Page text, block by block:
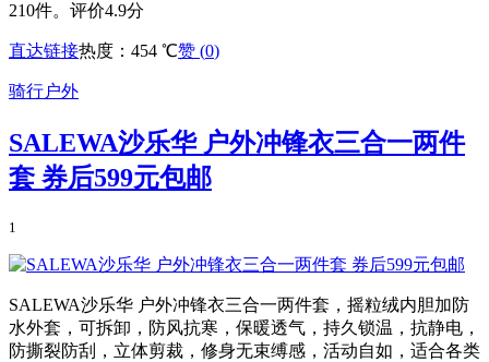
210件。评价4.9分
直达链接热度：454 ℃赞 (0)
骑行户外
SALEWA沙乐华 户外冲锋衣三合一两件
套 券后599元包邮
1
SALEWA沙乐华 户外冲锋衣三合一两件套，摇粒绒内胆加防
水外套，可拆卸，防风抗寒，保暖透气，持久锁温，抗静电，
防撕裂防刮，立体剪裁，修身无束缚感，活动自如，适合各类